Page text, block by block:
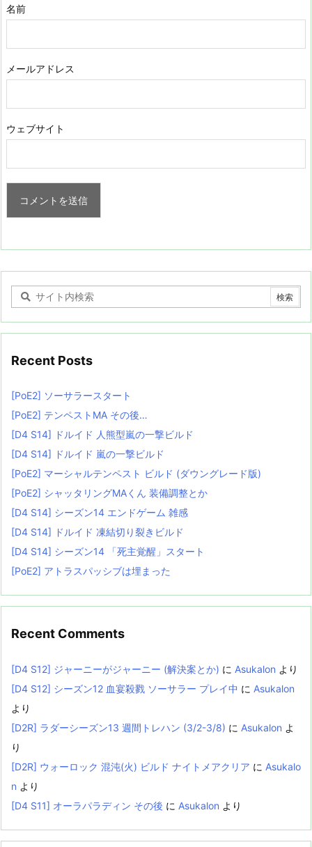
名前
メールアドレス
ウェブサイト
Recent Posts
[PoE2] ソーサラースタート
[PoE2] テンペストMA その後…
[D4 S14] ドルイド 人熊型嵐の一撃ビルド
[D4 S14] ドルイド 嵐の一撃ビルド
[PoE2] マーシャルテンペスト ビルド (ダウングレード版)
[PoE2] シャッタリングMAくん 装備調整とか
[D4 S14] シーズン14 エンドゲーム 雑感
[D4 S14] ドルイド 凍結切り裂きビルド
[D4 S14] シーズン14 「死主覚醒」スタート
[PoE2] アトラスパッシブは埋まった
Recent Comments
[D4 S12] ジャーニーがジャーニー (解決案とか) に Asukalon より
[D4 S12] シーズン12 血宴殺戮 ソーサラー プレイ中 に Asukalon
より
[D2R] ラダーシーズン13 週間トレハン (3/2-3/8) に Asukalon よ
り
[D2R] ウォーロック 混沌(火) ビルド ナイトメアクリア に Asukalo
n より
[D4 S11] オーラパラディン その後 に Asukalon より